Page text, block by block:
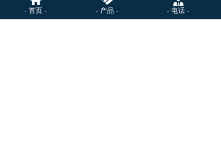
- 首页 - - 产品 - - 电话 -